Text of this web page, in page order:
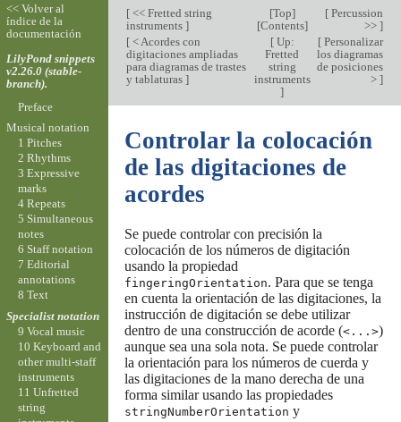
[<< Fretted string
instruments ]
[Top]
[Contents]
[Percussion
>> ]
[< Acordes con
digitaciones ampliadas
para diagramas de trastes
y tablaturas ]
[Up:
Fretted
string
instruments
]
[Personalizar
los diagramas
de posiciones
> ]
Controlar la colocación
de las digitaciones de
acordes
Se puede controlar con precisión la
colocación de los números de digitación
usando la propiedad
fingeringOrientation. Para que se tenga
en cuenta la orientación de las digitaciones, la
instrucción de digitación se debe utilizar
dentro de una construcción de acorde (<...>)
aunque sea una sola nota. Se puede controlar
la orientación para los números de cuerda y
las digitaciones de la mano derecha de una
forma similar usando las propiedades
stringNumberOrientation y
<< Volver al
índice de la
documentación
LilyPond snippets
v2.26.0 (stable-
branch).
Preface
Musical notation
1 Pitches
2 Rhythms
3 Expressive
marks
4 Repeats
5 Simultaneous
notes
6 Staff notation
7 Editorial
annotations
8 Text
Specialist notation
9 Vocal music
10 Keyboard and
other multi-staff
instruments
11 Unfretted
string